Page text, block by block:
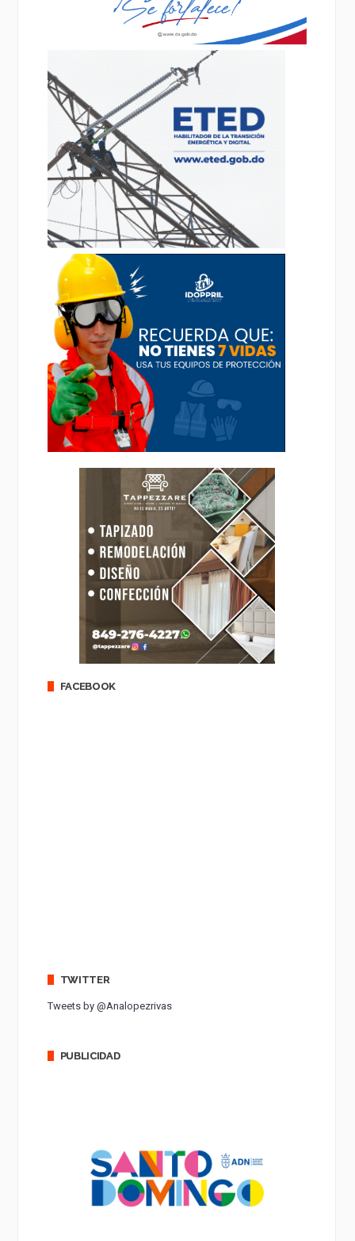
FACEBOOK
TWITTER
Tweets by @Analopezrivas
PUBLICIDAD